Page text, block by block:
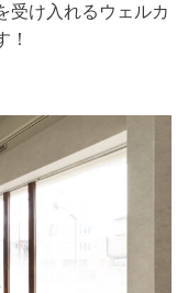
受け入れるウェルカ
！